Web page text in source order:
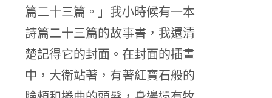
篇二十三篇。」我小時候有一本
詩篇二十三篇的故事書，我還清
楚記得它的封面。在封面的插畫
中，大衛站著，有著紅寶石般的